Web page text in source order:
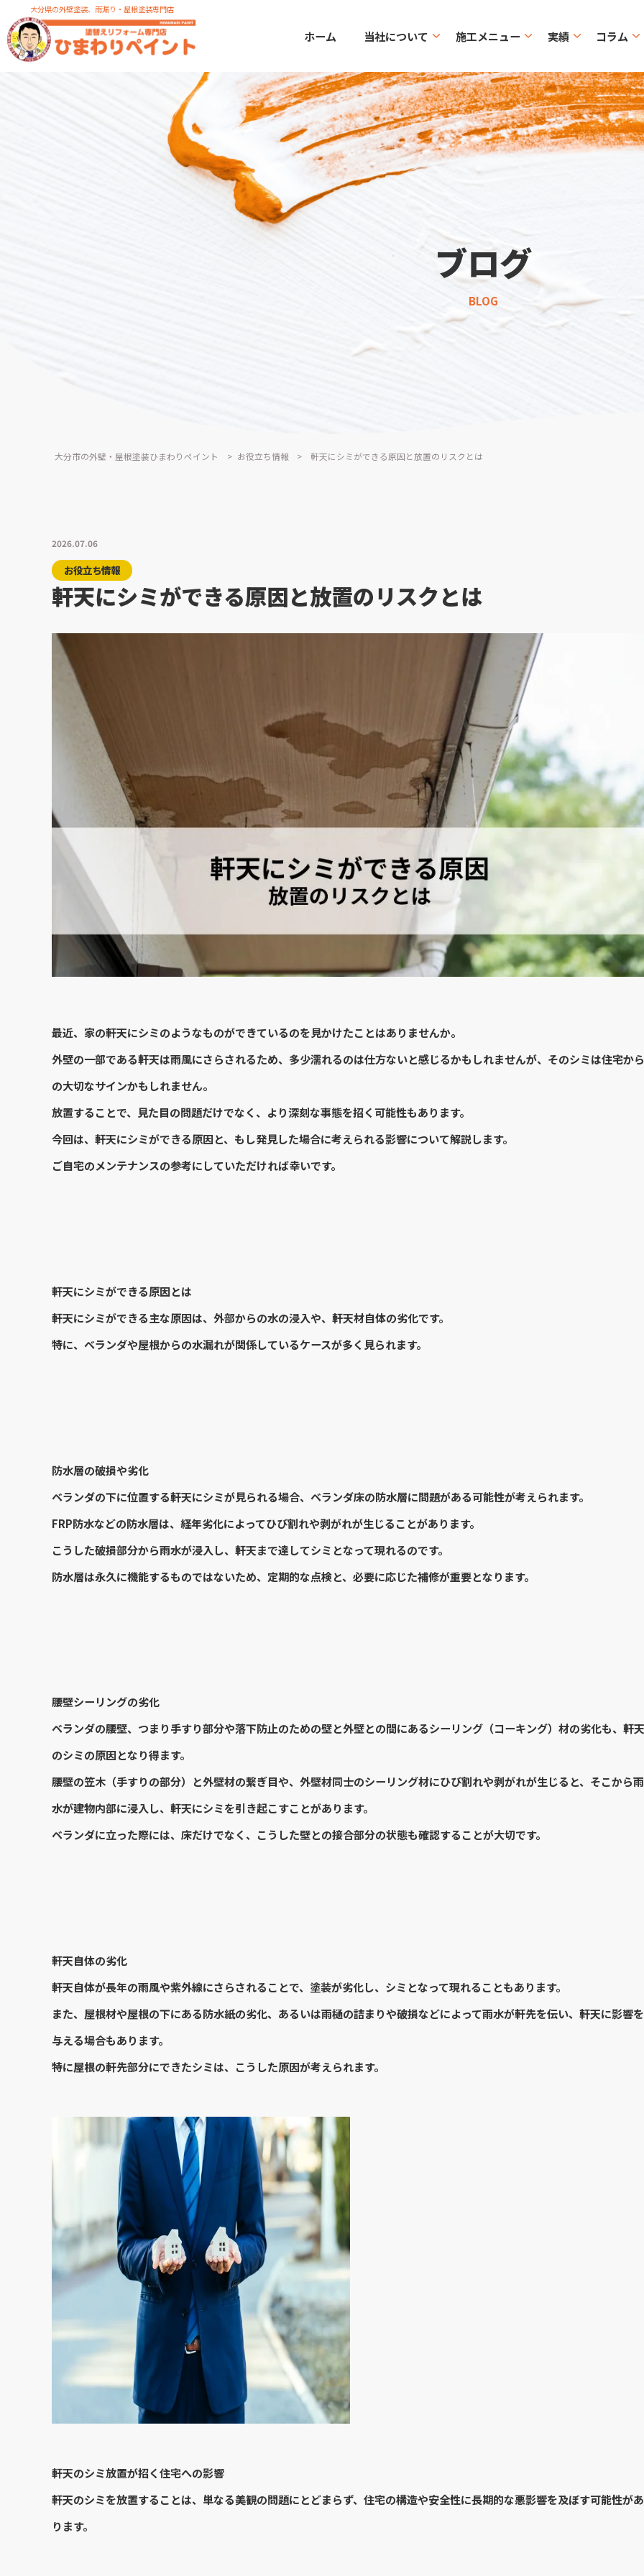
大分県の外壁塗装、雨漏り・屋根塗装専門店
ホーム 当社について 施工メニュー 実績 コラム
ブログ
BLOG
大分市の外壁・屋根塗装ひまわりペイント > お役立ち情報 > 軒天にシミができる原因と放置のリスクとは
2026.07.06
お役立ち情報
軒天にシミができる原因と放置のリスクとは
最近、家の軒天にシミのようなものができているのを見かけたことはありませんか。
外壁の一部である軒天は雨風にさらされるため、多少濡れるのは仕方ないと感じるかもしれませんが、そのシミは住宅から
の大切なサインかもしれません。
放置することで、見た目の問題だけでなく、より深刻な事態を招く可能性もあります。
今回は、軒天にシミができる原因と、もし発見した場合に考えられる影響について解説します。
ご自宅のメンテナンスの参考にしていただければ幸いです。
軒天にシミができる原因とは
軒天にシミができる主な原因は、外部からの水の浸入や、軒天材自体の劣化です。
特に、ベランダや屋根からの水漏れが関係しているケースが多く見られます。
防水層の破損や劣化
ベランダの下に位置する軒天にシミが見られる場合、ベランダ床の防水層に問題がある可能性が考えられます。
FRP防水などの防水層は、経年劣化によってひび割れや剥がれが生じることがあります。
こうした破損部分から雨水が浸入し、軒天まで達してシミとなって現れるのです。
防水層は永久に機能するものではないため、定期的な点検と、必要に応じた補修が重要となります。
腰壁シーリングの劣化
ベランダの腰壁、つまり手すり部分や落下防止のための壁と外壁との間にあるシーリング（コーキング）材の劣化も、軒天
のシミの原因となり得ます。
腰壁の笠木（手すりの部分）と外壁材の繋ぎ目や、外壁材同士のシーリング材にひび割れや剥がれが生じると、そこから雨
水が建物内部に浸入し、軒天にシミを引き起こすことがあります。
ベランダに立った際には、床だけでなく、こうした壁との接合部分の状態も確認することが大切です。
軒天自体の劣化
軒天自体が長年の雨風や紫外線にさらされることで、塗装が劣化し、シミとなって現れることもあります。
また、屋根材や屋根の下にある防水紙の劣化、あるいは雨樋の詰まりや破損などによって雨水が軒先を伝い、軒天に影響を
与える場合もあります。
特に屋根の軒先部分にできたシミは、こうした原因が考えられます。
軒天のシミ放置が招く住宅への影響
軒天のシミを放置することは、単なる美観の問題にとどまらず、住宅の構造や安全性に長期的な悪影響を及ぼす可能性があ
ります。